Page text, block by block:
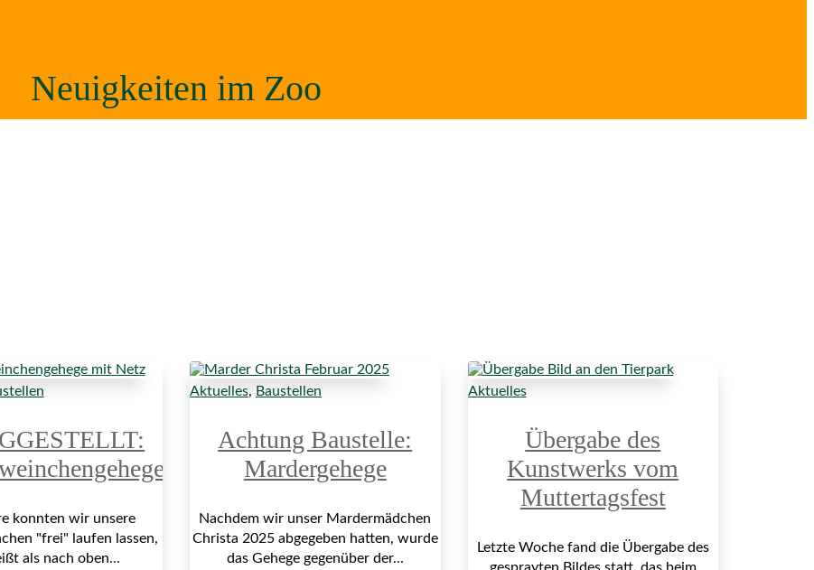
Neuigkeiten im Zoo
konnten wir unsere
"frei" laufen lassen,
als nach oben...
Aktuelles, Baustellen
Achtung Baustelle:
Mardergehege
Nachdem wir unser Mardermädchen
Christa 2025 abgegeben hatten, wurde
das Gehege gegenüber der...
Aktuelles
Übergabe des
Kunstwerks vom
Muttertagsfest
Letzte Woche fand die Übergabe des